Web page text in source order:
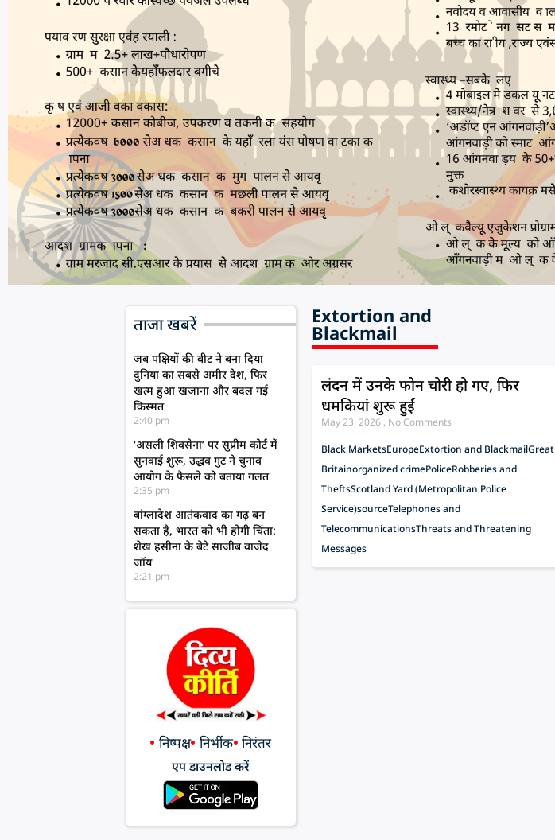
ताजा खबरें
जब पक्षियों की बीट ने बना दिया
दुनिया का सबसे अमीर देश, फिर
खत्म हुआ खजाना और बदल गई
किस्मत
2:40 pm
‘असली शिवसेना’ पर सुप्रीम कोर्ट में
सुनवाई शुरू, उद्धव गुट ने चुनाव
आयोग के फैसले को बताया गलत
2:35 pm
बांग्लादेश आतंकवाद का गढ़ बन
सकता है, भारत को भी होगी चिंता:
शेख हसीना के बेटे साजीब वाजेद
जॉय
2:21 pm
निष्पक्ष निर्भीक निरंतर
एप डाउनलोड करें
Extortion and
Blackmail
लंदन में उनके फोन चोरी हो गए, फिर
धमकियां शुरू हुईं
May 23, 2026
No Comments
Black MarketsEuropeExtortion and BlackmailGreat
Britainorganized crimePoliceRobberies and
TheftsScotland Yard (Metropolitan Police
Service)sourceTelephones and
TelecommunicationsThreats and Threatening
Messages